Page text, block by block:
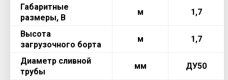
Габаритные
размеры, В
м 1,7
Высота
загрузочного борта
м 1,7
Диаметр сливной
трубы
мм ДУ50